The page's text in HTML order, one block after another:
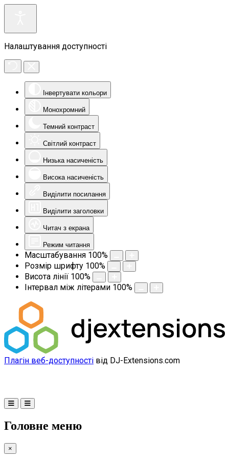
Налаштування доступності
Інвертувати кольори
Монохромний
Темний контраст
Світлий контраст
Низька насиченість
Висока насиченість
Виділити посилання
Виділити заголовки
Читач з екрана
Режим читання
Масштабування 100%
Розмір шрифту 100%
Висота лінії 100%
Інтервал між літерами 100%
Плагін веб-доступності від DJ-Extensions.com
Головне меню
×